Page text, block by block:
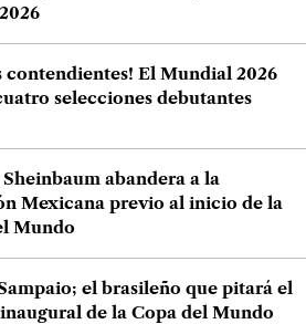
contendientes! El Mundial 2026
selecciones debutantes
abandera a la
Mexicana previo al inicio de la
Mundo
el brasileño que pitará el
de la Copa del Mundo